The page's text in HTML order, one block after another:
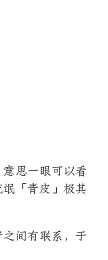
思一眼可以看
「青皮」极其
间有联系，于